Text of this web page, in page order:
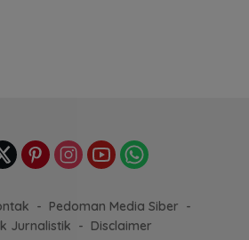
Pedoman Media Siber
Jurnalistik
Disclaimer